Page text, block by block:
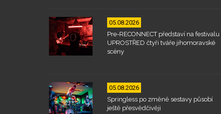
05.08.2026
Pre-RECONNECT představí na festivalu
UPROSTŘED čtyři tváře jihomoravské
scény
05.08.2026
Springless po změně sestavy působí
ještě přesvědčivěji